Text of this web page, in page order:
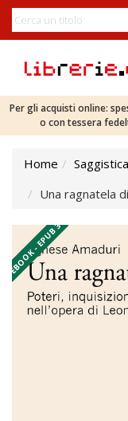
Per gli acquisti online:
o con tessera
Home Saggistica
Una ragnatela
EBOOK - EPUB 3